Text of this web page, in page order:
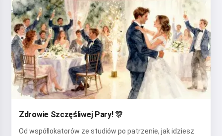
Zdrowie Szczęśliwej Pary! 🎊
Od współlokatorów ze studiów po patrzenie, jak idziesz